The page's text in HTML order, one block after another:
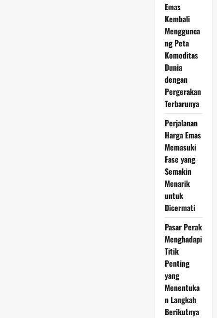
Emas
Kembali
Menggunca
ng Peta
Komoditas
Dunia
dengan
Pergerakan
Terbarunya
Perjalanan
Harga Emas
Memasuki
Fase yang
Semakin
Menarik
untuk
Dicermati
Pasar Perak
Menghadapi
Titik
Penting
yang
Menentuka
n Langkah
Berikutnya